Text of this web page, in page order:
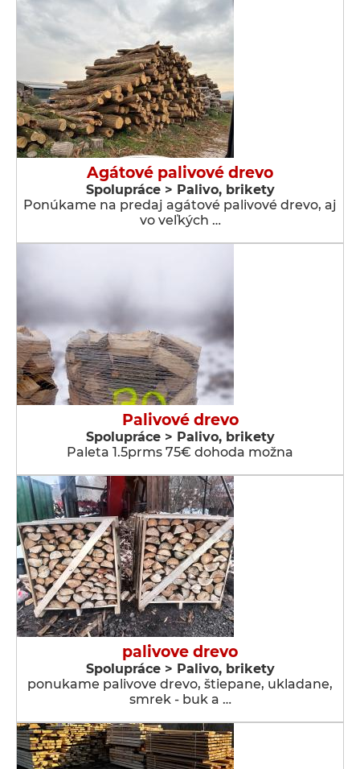
Agátové palivové drevo
Spolupráce > Palivo, brikety
Ponúkame na predaj agátové palivové drevo, aj
vo veľkých …
Palivové drevo
Spolupráce > Palivo, brikety
Paleta 1.5prms 75€ dohoda možna
palivove drevo
Spolupráce > Palivo, brikety
ponukame palivove drevo, štiepane, ukladane,
smrek - buk a …